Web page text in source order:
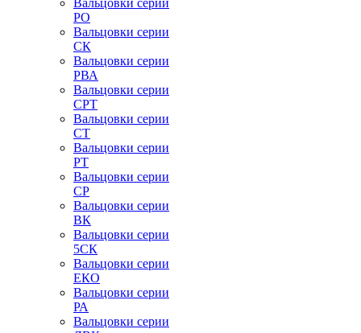
Вальцовки серии
РО
Вальцовки серии
СК
Вальцовки серии
РВА
Вальцовки серии
СРТ
Вальцовки серии
СТ
Вальцовки серии
РТ
Вальцовки серии
СР
Вальцовки серии
ВК
Вальцовки серии
5СК
Вальцовки серии
ЕКО
Вальцовки серии
РА
Вальцовки серии